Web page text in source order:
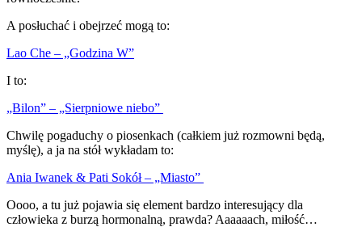
A posłuchać i obejrzeć mogą to:
Lao Che – „Godzina W”
I to:
„Bilon” – „Sierpniowe niebo”
Chwilę pogaduchy o piosenkach (całkiem już rozmowni będą,
myślę), a ja na stół wykładam to:
Ania Iwanek & Pati Sokół – „Miasto”
Oooo, a tu już pojawia się element bardzo interesujący dla
człowieka z burzą hormonalną, prawda? Aaaaaach, miłość…